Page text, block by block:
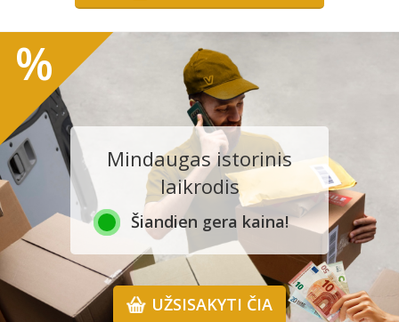
Mindaugas istorinis
laikrodis
Šiandien gera kaina!
UŽSISAKYTI ČIA
%